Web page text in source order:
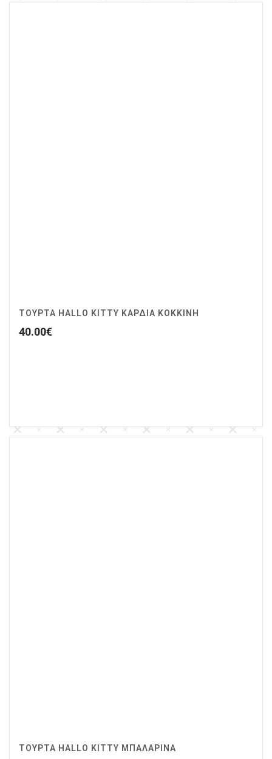
ΤΟΥΡΤΑ HALLO KITTY ΚΑΡΔΙΑ ΚΟΚΚΙΝΗ
40.00€
ΤΟΥΡΤΑ HALLO KITTY ΜΠΑΛΑΡΙΝΑ